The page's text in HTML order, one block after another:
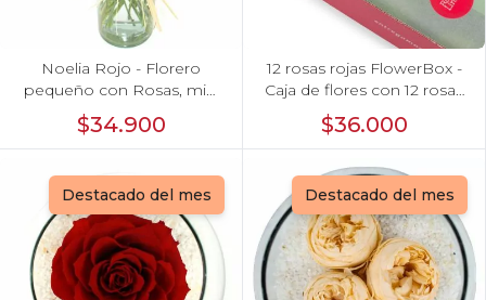
Noelia Rojo - Florero
pequeño con Rosas, mini
rosas, mini claveles y
limonium
$34.900
12 rosas rojas FlowerBox -
Caja de flores con 12 rosas
ecuatorianas rojas
$36.000
Destacado del mes Destacado del mes